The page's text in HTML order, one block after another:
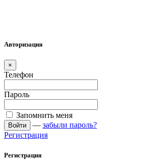
Авторизация
×
Телефон
Пароль
Запомнить меня
Войти — забыли пароль?
Регистрация
Регистрация